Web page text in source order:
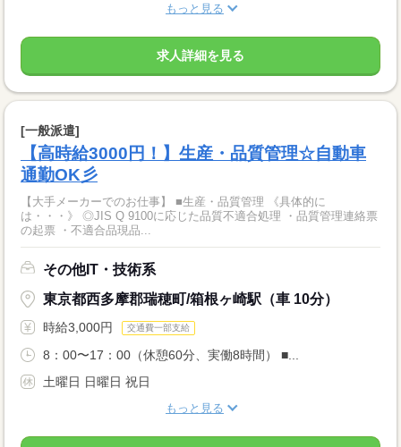
もっと見る
求人詳細を見る
[一般派遣]
【高時給3000円！】生産・品質管理☆自動車
通勤OK彡
【大手メーカーでのお仕事】 ■生産・品質管理 《具体的に
は・・・》 ◎JIS Q 9100に応じた品質不適合処理 ・品質管理連絡票
の起票 ・不適合品現品...
その他IT・技術系
東京都西多摩郡瑞穂町/箱根ヶ崎駅（車 10分）
時給3,000円 交通費一部支給
8：00〜17：00（休憩60分、実働8時間） ■...
土曜日 日曜日 祝日
もっと見る